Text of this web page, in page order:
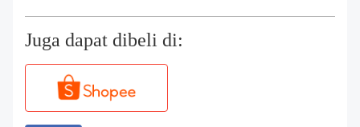
Juga dapat dibeli di: